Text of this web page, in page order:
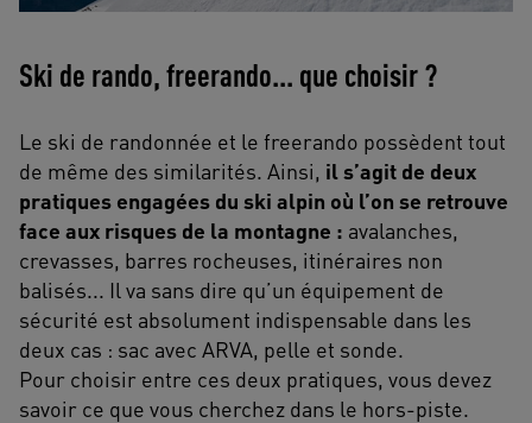
Ski de rando, freerando... que choisir ?
Le ski de randonnée et le freerando possèdent tout
de même des similarités. Ainsi, il s’agit de deux
pratiques engagées du ski alpin où l’on se retrouve
face aux risques de la montagne : avalanches,
crevasses, barres rocheuses, itinéraires non
balisés... Il va sans dire qu’un équipement de
sécurité est absolument indispensable dans les
deux cas : sac avec ARVA, pelle et sonde.
Pour choisir entre ces deux pratiques, vous devez
savoir ce que vous cherchez dans le hors­-piste.